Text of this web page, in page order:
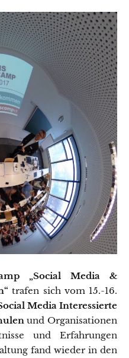
„Social Media &
trafen sich vom 15.-16.
Media Interessierte
und Organisationen
und Erfahrungen
fand wieder in den